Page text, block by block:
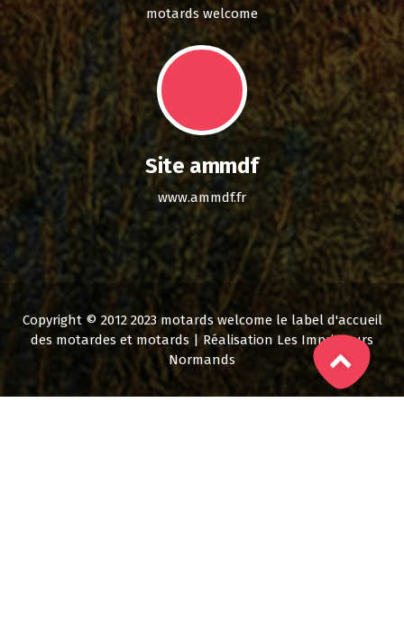
motards welcome
Site ammdf
www.ammdf.fr
Copyright © 2012 2023 motards welcome le label d'accueil
des motardes et motards | Réalisation Les Imprimeurs
Normands